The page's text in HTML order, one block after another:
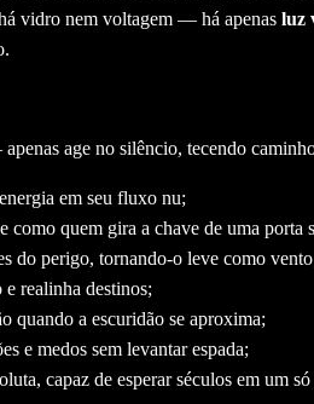
vidro nem voltagem — há apenas luz
age no silêncio, tecendo
em seu fluxo nu;
como quem gira a chave de uma porta
do perigo, tornando-o leve como
realinha destinos;
quando a escuridão se aproxima;
e medos sem levantar espada;
capaz de esperar séculos em um